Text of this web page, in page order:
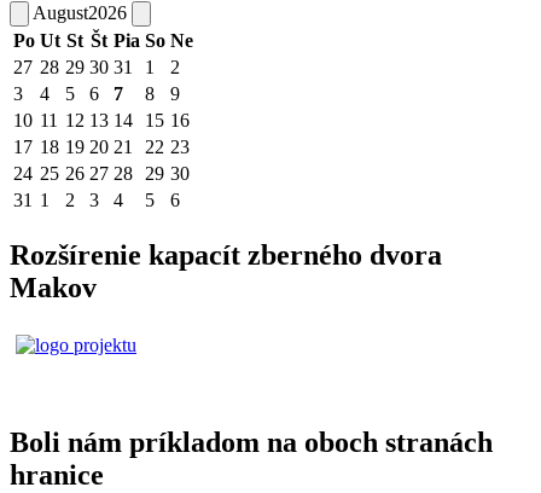
August2026
Po Ut St Št Pia So Ne
27 28 29 30 31 1
2
3
4 5 6 7 8
9
10 11 12 13 14 15 16
17 18 19 20 21 22 23
24 25 26 27 28 29 30
31 1 2 3 4 5 6
Rozšírenie kapacít zberného dvora
Makov
Boli nám príkladom na oboch stranách
hranice